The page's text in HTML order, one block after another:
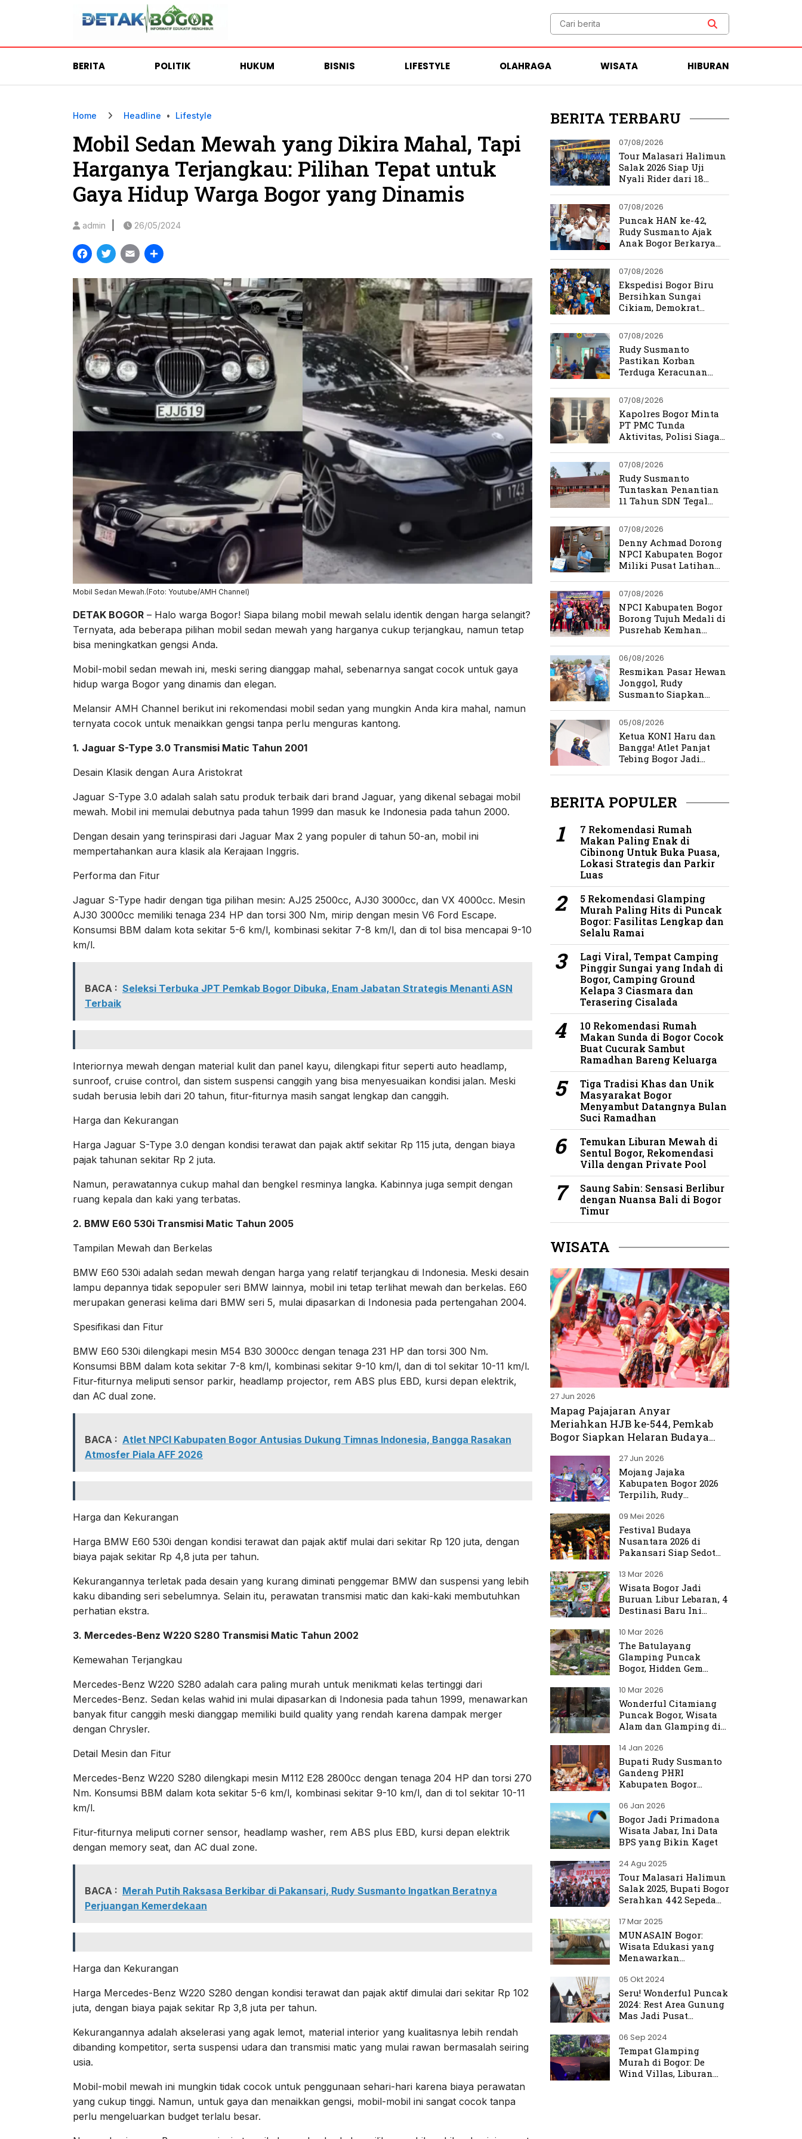
BERITA POLITIK HUKUM BISNIS LIFESTYLE OLAHRAGA WISATA HIBURAN
Home Headline • Lifestyle
Mobil Sedan Mewah yang Dikira Mahal, Tapi
Harganya Terjangkau: Pilihan Tepat untuk
Gaya Hidup Warga Bogor yang Dinamis
admin 26/05/2024
Facebook
Twitter
Email
Mobil Sedan Mewah.(Foto: Youtube/AMH Channel)
DETAK BOGOR – Halo warga Bogor! Siapa bilang mobil mewah selalu identik dengan harga selangit?
Ternyata, ada beberapa pilihan mobil sedan mewah yang harganya cukup terjangkau, namun tetap
bisa meningkatkan gengsi Anda.
Mobil-mobil sedan mewah ini, meski sering dianggap mahal, sebenarnya sangat cocok untuk gaya
hidup warga Bogor yang dinamis dan elegan.
Melansir AMH Channel berikut ini rekomendasi mobil sedan yang mungkin Anda kira mahal, namun
ternyata cocok untuk menaikkan gengsi tanpa perlu menguras kantong.
1. Jaguar S-Type 3.0 Transmisi Matic Tahun 2001
Desain Klasik dengan Aura Aristokrat
Jaguar S-Type 3.0 adalah salah satu produk terbaik dari brand Jaguar, yang dikenal sebagai mobil
mewah. Mobil ini memulai debutnya pada tahun 1999 dan masuk ke Indonesia pada tahun 2000.
Dengan desain yang terinspirasi dari Jaguar Max 2 yang populer di tahun 50-an, mobil ini
mempertahankan aura klasik ala Kerajaan Inggris.
Performa dan Fitur
Jaguar S-Type hadir dengan tiga pilihan mesin: AJ25 2500cc, AJ30 3000cc, dan VX 4000cc. Mesin
AJ30 3000cc memiliki tenaga 234 HP dan torsi 300 Nm, mirip dengan mesin V6 Ford Escape.
Konsumsi BBM dalam kota sekitar 5-6 km/l, kombinasi sekitar 7-8 km/l, dan di tol bisa mencapai 9-10
km/l.
BACA : Seleksi Terbuka JPT Pemkab Bogor Dibuka, Enam Jabatan Strategis Menanti ASN
Terbaik
Interiornya mewah dengan material kulit dan panel kayu, dilengkapi fitur seperti auto headlamp,
sunroof, cruise control, dan sistem suspensi canggih yang bisa menyesuaikan kondisi jalan. Meski
sudah berusia lebih dari 20 tahun, fitur-fiturnya masih sangat lengkap dan canggih.
Harga dan Kekurangan
Harga Jaguar S-Type 3.0 dengan kondisi terawat dan pajak aktif sekitar Rp 115 juta, dengan biaya
pajak tahunan sekitar Rp 2 juta.
Namun, perawatannya cukup mahal dan bengkel resminya langka. Kabinnya juga sempit dengan
ruang kepala dan kaki yang terbatas.
2. BMW E60 530i Transmisi Matic Tahun 2005
Tampilan Mewah dan Berkelas
BMW E60 530i adalah sedan mewah dengan harga yang relatif terjangkau di Indonesia. Meski desain
lampu depannya tidak sepopuler seri BMW lainnya, mobil ini tetap terlihat mewah dan berkelas. E60
merupakan generasi kelima dari BMW seri 5, mulai dipasarkan di Indonesia pada pertengahan 2004.
Spesifikasi dan Fitur
BMW E60 530i dilengkapi mesin M54 B30 3000cc dengan tenaga 231 HP dan torsi 300 Nm.
Konsumsi BBM dalam kota sekitar 7-8 km/l, kombinasi sekitar 9-10 km/l, dan di tol sekitar 10-11 km/l.
Fitur-fiturnya meliputi sensor parkir, headlamp projector, rem ABS plus EBD, kursi depan elektrik,
dan AC dual zone.
BACA : Atlet NPCI Kabupaten Bogor Antusias Dukung Timnas Indonesia, Bangga Rasakan
Atmosfer Piala AFF 2026
Harga dan Kekurangan
Harga BMW E60 530i dengan kondisi terawat dan pajak aktif mulai dari sekitar Rp 120 juta, dengan
biaya pajak sekitar Rp 4,8 juta per tahun.
Kekurangannya terletak pada desain yang kurang diminati penggemar BMW dan suspensi yang lebih
kaku dibanding seri sebelumnya. Selain itu, perawatan transmisi matic dan kaki-kaki membutuhkan
perhatian ekstra.
3. Mercedes-Benz W220 S280 Transmisi Matic Tahun 2002
Kemewahan Terjangkau
Mercedes-Benz W220 S280 adalah cara paling murah untuk menikmati kelas tertinggi dari
Mercedes-Benz. Sedan kelas wahid ini mulai dipasarkan di Indonesia pada tahun 1999, menawarkan
banyak fitur canggih meski dianggap memiliki build quality yang rendah karena dampak merger
dengan Chrysler.
Detail Mesin dan Fitur
Mercedes-Benz W220 S280 dilengkapi mesin M112 E28 2800cc dengan tenaga 204 HP dan torsi 270
Nm. Konsumsi BBM dalam kota sekitar 5-6 km/l, kombinasi sekitar 9-10 km/l, dan di tol sekitar 10-11
km/l.
Fitur-fiturnya meliputi corner sensor, headlamp washer, rem ABS plus EBD, kursi depan elektrik
dengan memory seat, dan AC dual zone.
BACA : Merah Putih Raksasa Berkibar di Pakansari, Rudy Susmanto Ingatkan Beratnya
Perjuangan Kemerdekaan
Harga dan Kekurangan
Harga Mercedes-Benz W220 S280 dengan kondisi terawat dan pajak aktif dimulai dari sekitar Rp 102
juta, dengan biaya pajak sekitar Rp 3,8 juta per tahun.
Kekurangannya adalah akselerasi yang agak lemot, material interior yang kualitasnya lebih rendah
dibanding kompetitor, serta suspensi udara dan transmisi matic yang mulai rawan bermasalah seiring
usia.
Mobil-mobil mewah ini mungkin tidak cocok untuk penggunaan sehari-hari karena biaya perawatan
yang cukup tinggi. Namun, untuk gaya dan menaikkan gengsi, mobil-mobil ini sangat cocok tanpa
perlu mengeluarkan budget terlalu besar.
BERITA TERBARU
07/08/2026
Tour Malasari Halimun
Salak 2026 Siap Uji
Nyali Rider dari 18
Ekstrem Bogor
07/08/2026
Puncak HAN ke-42,
Rudy Susmanto Ajak
Anak Bogor Berkarya
07/08/2026
Ekspedisi Bogor Biru
Bersihkan Sungai
Cikiam, Demokrat
Warga Jasinga
07/08/2026
Rudy Susmanto
Pastikan Korban
Terduga Keracunan
Maksimal
07/08/2026
Kapolres Bogor Minta
PT PMC Tunda
Aktivitas, Polisi Siaga
Tamansari
07/08/2026
Rudy Susmanto
Tuntaskan Penantian
11 Tahun SDN Tegal
07/08/2026
Denny Achmad Dorong
NPCI Kabupaten Bogor
Miliki Pusat Latihan
07/08/2026
NPCI Kabupaten Bogor
Borong Tujuh Medali di
Pusrehab Kemhan
2026
06/08/2026
Resmikan Pasar Hewan
Jonggol, Rudy
Susmanto Siapkan
Ekonomi Baru
05/08/2026
Ketua KONI Haru dan
Bangga! Atlet Panjat
Tebing Bogor Jadi
BERITA POPULER
7 Rekomendasi Rumah
Makan Paling Enak di
Cibinong Untuk Buka Puasa,
Lokasi Strategis dan Parkir
Luas
5 Rekomendasi Glamping
Murah Paling Hits di Puncak
Bogor: Fasilitas Lengkap dan
Selalu Ramai
Lagi Viral, Tempat Camping
Pinggir Sungai yang Indah di
Bogor, Camping Ground
Kelapa 3 Ciasmara dan
Terasering Cisalada
10 Rekomendasi Rumah
Makan Sunda di Bogor Cocok
Buat Cucurak Sambut
Ramadhan Bareng Keluarga
Tiga Tradisi Khas dan Unik
Masyarakat Bogor
Menyambut Datangnya Bulan
Suci Ramadhan
Temukan Liburan Mewah di
Sentul Bogor, Rekomendasi
Villa dengan Private Pool
Saung Sabin: Sensasi Berlibur
dengan Nuansa Bali di Bogor
Timur
WISATA
27 Jun 2026
Mapag Pajajaran Anyar
Meriahkan HJB ke-544, Pemkab
Bogor Siapkan Helaran Budaya
27 Jun 2026
Mojang Jajaka
Kabupaten Bogor 2026
Terpilih, Rudy
Promosikan Bogor ke
Dunia
09 Mei 2026
Festival Budaya
Nusantara 2026 di
Pakansari Siap Sedot
13 Mar 2026
Wisata Bogor Jadi
Buruan Libur Lebaran, 4
Destinasi Baru Ini
10 Mar 2026
The Batulayang
Glamping Puncak
Bogor, Hidden Gem
yang Menenangkan
10 Mar 2026
Wonderful Citamiang
Puncak Bogor, Wisata
Alam dan Glamping di
14 Jan 2026
Bupati Rudy Susmanto
Gandeng PHRI
Kabupaten Bogor
Sektor Pariwisata
06 Jan 2026
Bogor Jadi Primadona
Wisata Jabar, Ini Data
BPS yang Bikin Kaget
24 Agu 2025
Tour Malasari Halimun
Salak 2025, Bupati Bogor
Serahkan 442 Sepeda
17 Mar 2025
MUNASAIN Bogor:
Wisata Edukasi yang
Menawarkan
dari Kebun Raya Bogor
05 Okt 2024
Seru! Wonderful Puncak
2024: Rest Area Gunung
Mas Jadi Pusat
06 Sep 2024
Tempat Glamping
Murah di Bogor: De
Wind Villas, Liburan